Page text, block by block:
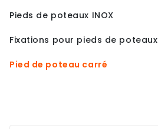
Pieds de poteaux INOX
Fixations pour pieds de poteaux
Pied de poteau carré